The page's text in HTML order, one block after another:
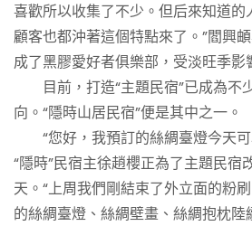
喜歡所以收集了不少。但后來知道的
顧客也都沖著這個特點來了。”閻興頔
成了黑膠愛好者俱樂部，受淡旺季影
目前，打造“主題民宿”已成為不
向。“隱時山居民宿”便是其中之一。
“您好，我預訂的絲綢臺燈今天可
“隱時”民宿主徐趙櫻正為了主題民宿
天。“上周我們剛結束了外立面的粉
的絲綢臺燈、絲綢壁畫、絲綢抱枕陸